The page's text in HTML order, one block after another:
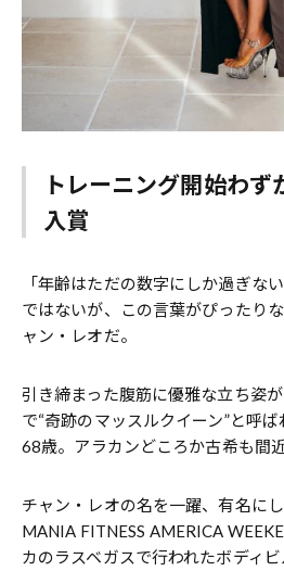
トレーニング開始わず
入賞
「年齢はただの数字にしか過ぎな
ではないが、この言葉がぴったり
ャン・レオだ。
引き締まった腹筋に優雅な立ち姿
で“奇跡のマッスルクイーン”と呼
68歳。アラカンどころか古希も間近
チャン・レオの名を一躍、有名に
MANIA FITNESS AMERICA
カのラスベガスで行われたボディ